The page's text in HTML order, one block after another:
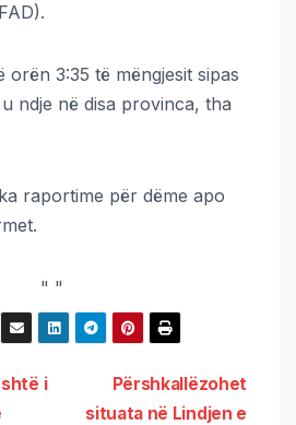
orën 3:35 të mëngjesit sipas
ndje në disa provinca, tha
raportime për dëme apo
" "
Përshkallëzohet
situata në Lindjen e
i